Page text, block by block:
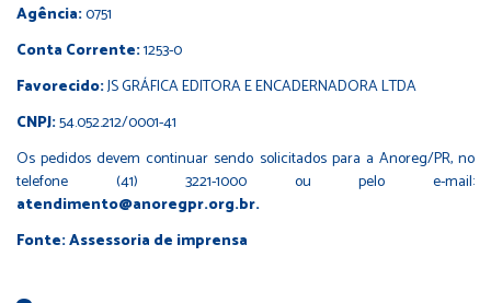
Agência:0751
Conta Corrente:1253-0
Favorecido:JS GRÁFICA EDITORA E ENCADERNADORA LTDA
CNPJ:54.052.212/0001-41
Os pedidos devem continuar sendo solicitados para a Anoreg/PR, no
telefone (41) 3221-1000 ou pelo e-mail:
atendimento@anoregpr.org.br.
Fonte: Assessoria de imprensa